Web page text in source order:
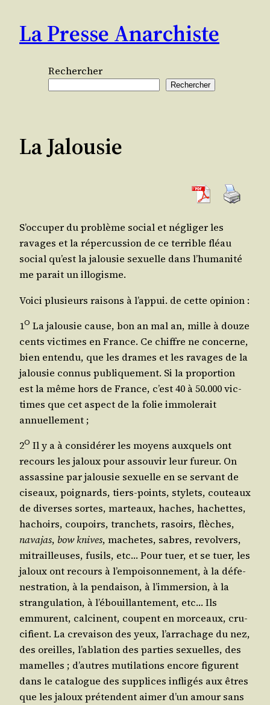
contenu
La Presse Anarchiste
Rechercher
Rechercher
La Jalousie
S’oc­cu­per du pro­blème social et négli­ger les
ravages et la réper­cus­sion de ce ter­rible fléau
social qu’est la jalou­sie sexuelle dans l’hu­ma­ni­té
me parait un illogisme.
Voi­ci plu­sieurs rai­sons à l’ap­pui. de cette opinion :
1O La jalou­sie cause, bon an mal an, mille à douze
cents vic­times en France. Ce chiffre ne concerne,
bien enten­du, que les drames et les ravages de la
jalou­sie connus publi­que­ment. Si la pro­por­tion
est la même hors de France, c’est 40 à 50.000 vic­
times que cet aspect de la folie immo­le­rait
annuellement ;
2O Il y a à consi­dé­rer les moyens aux­quels ont
recours les jaloux pour assou­vir leur fureur. On
assas­sine par jalou­sie sexuelle en se ser­vant de
ciseaux, poi­gnards, tiers-points, sty­lets, cou­teaux
de diverses sortes, mar­teaux, haches, hachettes,
hachoirs, cou­poirs, tran­chets, rasoirs, flèches,
nava­jas, bow knives, machetes, sabres, revol­vers,
mitrailleuses, fusils, etc… Pour tuer, et se tuer, les
jaloux ont recours à l’empoisonnement, à la défe­
nes­tra­tion, à la pen­dai­son, à l’im­mer­sion, à la
stran­gu­la­tion, à l’é­bouillan­te­ment, etc… Ils
emmurent, cal­cinent, coupent en mor­ceaux, cru­
ci­fient. La cre­vai­son des yeux, l’ar­ra­chage du nez,
des oreilles, l’a­bla­tion des par­ties sexuelles, des
mamelles ; d’autres muti­la­tions encore figurent
dans le cata­logue des sup­plices infli­gés aux êtres
que les jaloux pré­tendent aimer d’un amour sans